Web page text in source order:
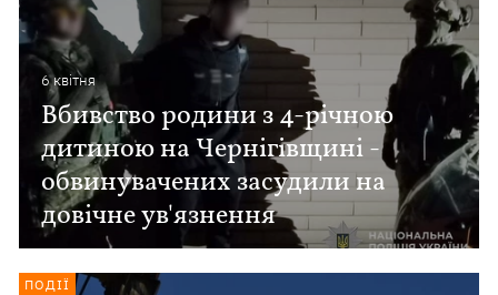
6 квiтня
Вбивство родини з 4-річною
дитиною на Чернігівщині -
обвинувачених засудили на
довічне ув'язнення
ПОДІЇ